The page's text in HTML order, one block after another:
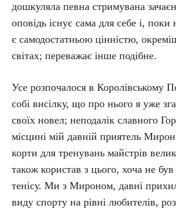
дошкуляла певна стримувана
оповідь існує сама для себе і, поки
є самодостатньою цінністю,
світах; переважає інше подібне.
Усе розпочалося в Королівському
собі висілку, що про нього я уже
своїх новел; неподалік славного
місцині мій давній приятель Мирон
корти для тренувань майстрів
також користав з цього, хоча не
тенісу. Ми з Мироном, давні
виду спорту на рівні любителів,